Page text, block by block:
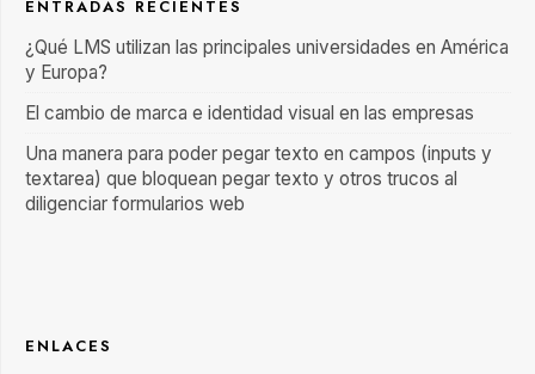
ENTRADAS RECIENTES
¿Qué LMS utilizan las principales universidades en América
y Europa?
El cambio de marca e identidad visual en las empresas
Una manera para poder pegar texto en campos (inputs y
textarea) que bloquean pegar texto y otros trucos al
diligenciar formularios web
ENLACES